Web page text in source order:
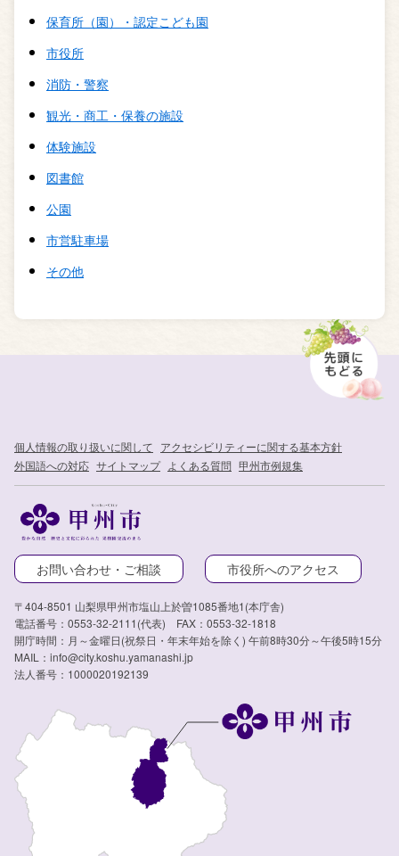
保育所（園）・認定こども園
市役所
消防・警察
観光・商工・保養の施設
体験施設
図書館
公園
市営駐車場
その他
個人情報の取り扱いに関して アクセシビリティーに関する基本方針
外国語への対応 サイトマップ よくある質問 甲州市例規集
お問い合わせ・ご相談 市役所へのアクセス
〒404-8501 山梨県甲州市塩山上於曽1085番地1(本庁舎)
電話番号：0553-32-2111(代表) FAX：0553-32-1818
開庁時間：月～金曜日(祝祭日・年末年始を除く) 午前8時30分～午後5時15分
MAIL：info@city.koshu.yamanashi.jp
法人番号：1000020192139